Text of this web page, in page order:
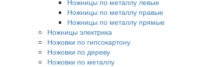
Ножницы по металлу левые
Ножницы по металлу правые
Ножницы по металлу прямые
Ножницы электрика
Ножовки по гипсокартону
Ножовки по дереву
Ножовки по металлу